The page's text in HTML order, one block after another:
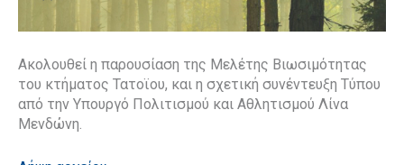
Ακολουθεί η παρουσίαση της Μελέτης Βιωσιμότητας
του κτήματος Τατοϊου, και η σχετική συνέντευξη Τύπου
από την Υπουργό Πολιτισμού και Αθλητισμού Λίνα
Μενδώνη.